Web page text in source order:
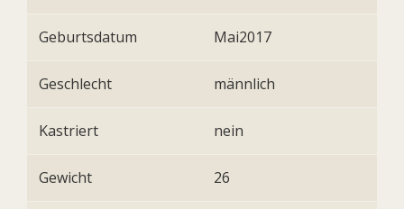
Geburtsdatum Mai2017
Geschlecht männlich
Kastriert nein
Gewicht 26